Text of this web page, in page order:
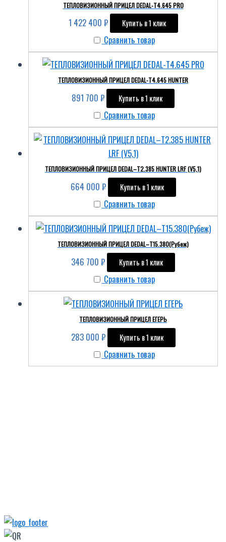
ТЕПЛОВИЗИОННЫЙ ПРИЦЕЛ DEDAL-T4.645 PRO
1 422 400 ₽ Купить в 1 клик
Сравнить товар
ТЕПЛОВИЗИОННЫЙ ПРИЦЕЛ DEDAL-T4.645 HUNTER
891 700 ₽ Купить в 1 клик
Сравнить товар
ТЕПЛОВИЗИОННЫЙ ПРИЦЕЛ DEDAL–T2.385 HUNTER LRF (V5,1)
664 000 ₽ Купить в 1 клик
Сравнить товар
ТЕПЛОВИЗИОННЫЙ ПРИЦЕЛ DEDAL–T15.380(Рубеж)
346 700 ₽ Купить в 1 клик
Сравнить товар
ТЕПЛОВИЗИОННЫЙ ПРИЦЕЛ ЕГЕРЬ
283 000 ₽ Купить в 1 клик
Сравнить товар